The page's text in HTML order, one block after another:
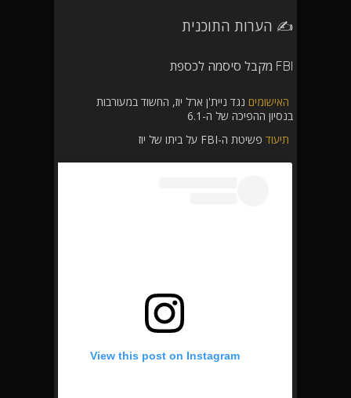
✍️ הערות התוכנית
FBI מקבל סיסמה לכספת
האישומיםנגד ניית'ן ארל יוז, החשוד במעורבות
בנסיון ההפיכה של ה-6.1
תיעודפשיטת ה-FBI על ביתו של יוז
View this post on Instagram